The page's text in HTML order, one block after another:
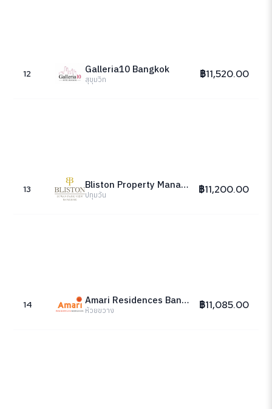
12 Galleria10 Bangkok
สุขุมวิท ฿11,520.00
13 Bliston Property Management
ปทุมวัน ฿11,200.00
14 Amari Residences Bangkok
ห้วยขวาง ฿11,085.00